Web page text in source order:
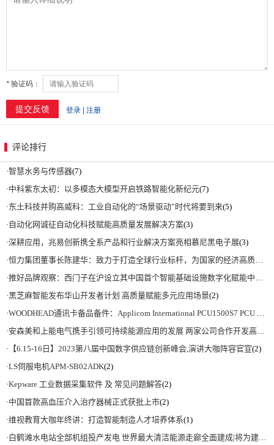
评论排行
·智慧水务与传感器(7)
·中科紫东太初：以多模态大模型开启铁路智能化新纪元(7)
·东土科技并购高威科：工业自动化的“场景驱动”时代将要到来(5)
· 自动化网诚征自动化科技赋能高质量发展解决方案(3)
·深耕应用，兆易创新携全系产品和行业解决方案亮相慕尼黑电子展(3)
·恒力集团董事长陈建华：致力于打造全球行业标杆，为国家的经济高质量发展贡献更大力量|上海电气集团党委书记、董事长吴磊来访
·推好品牌观察：西门子在沪设立其中国首个智能基础设施数字化赋能中心
·黑芝麻智能发布华山开发者计划 高质量赋能多元应用场景(2)
·WOODHEAD通讯卡备品备件：Applicom International PCU1500S7 PCU 1500 S7 V4.5.0
·安森美和上能电气携手引领可持续能源应用的发展 两家公司合作开发高性能储能和太阳能组串式逆变器方案 以实现可持续的未来
· 【6.15-16日】2023第八届中国数字供应链创新峰会,演讲大咖阵容官宣(2)
·LS伺服电机APM-SB02ADK(2)
·Kepware 工业数据采集软件 及 常见问题解答(2)
·中国首款高血压介入治疗器械正式获批上市(2)
·维视教育大咖年终讲：打造智能制造人才培养体系(1)
·白鹤滩水电站全部机组投产发电 世界最大清洁能源走廊全面建成|将为建设新型能源体系、保障国家能源安全、实现“双碳”目标提供有力支撑